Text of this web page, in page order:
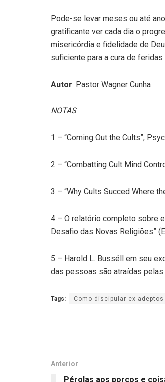
Pode-se levar meses ou até
gratificante ver cada dia o
misericórdia e fidelidade de
suficiente para a cura de
Autor: Pastor Wagner Cunha
NOTAS
1 – “Coming Out the Cults”,
2 – “Combatting Cult Mind
3 – “Why Cults Succed Where
4 – O relatório completo sobre
Desafio das Novas Religiões”
5 – Harold L. Busséll em seu
das pessoas são atraídas
Tags: Como discipular ex-
Anterior
Pérolas aos porcos e